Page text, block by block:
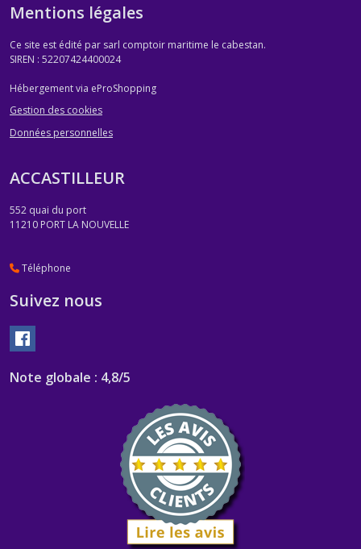
Mentions légales
Ce site est édité par sarl comptoir maritime le cabestan.
SIREN : 52207424400024
Hébergement via eProShopping
Gestion des cookies
Données personnelles
ACCASTILLEUR
552 quai du port
11210 PORT LA NOUVELLE
Téléphone
Suivez nous
Note globale : 4,8/5